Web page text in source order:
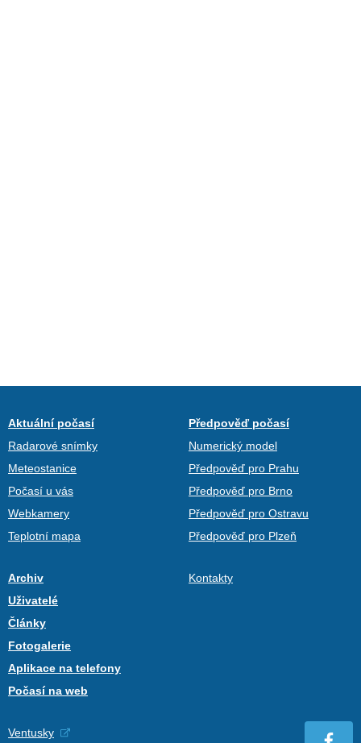
Aktuální počasí
Radarové snímky
Meteostanice
Počasí u vás
Webkamery
Teplotní mapa
Předpověď počasí
Numerický model
Předpověď pro Prahu
Předpověď pro Brno
Předpověď pro Ostravu
Předpověď pro Plzeň
Archiv
Uživatelé
Články
Fotogalerie
Aplikace na telefony
Počasí na web
Kontakty
Ventusky